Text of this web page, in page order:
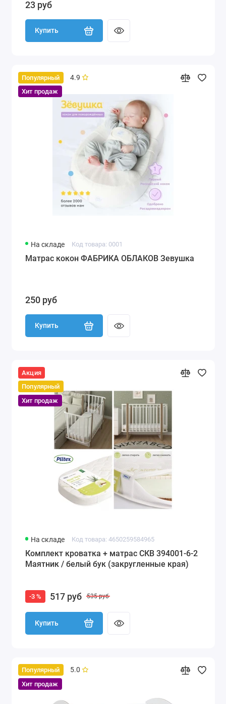
23 руб
Купить
Популярный
Хит продаж
4.9
На складе Код товара: 0001
Матрас кокон ФАБРИКА ОБЛАКОВ Зевушка
250 руб
Купить
Акция
Популярный
Хит продаж
На складе Код товара: 4650259584965
Комплект кроватка + матрас СКВ 394001-6-2
Маятник / белый бук (закругленные края)
-3 % 517 руб 535 руб
Купить
Популярный
Хит продаж
5.0